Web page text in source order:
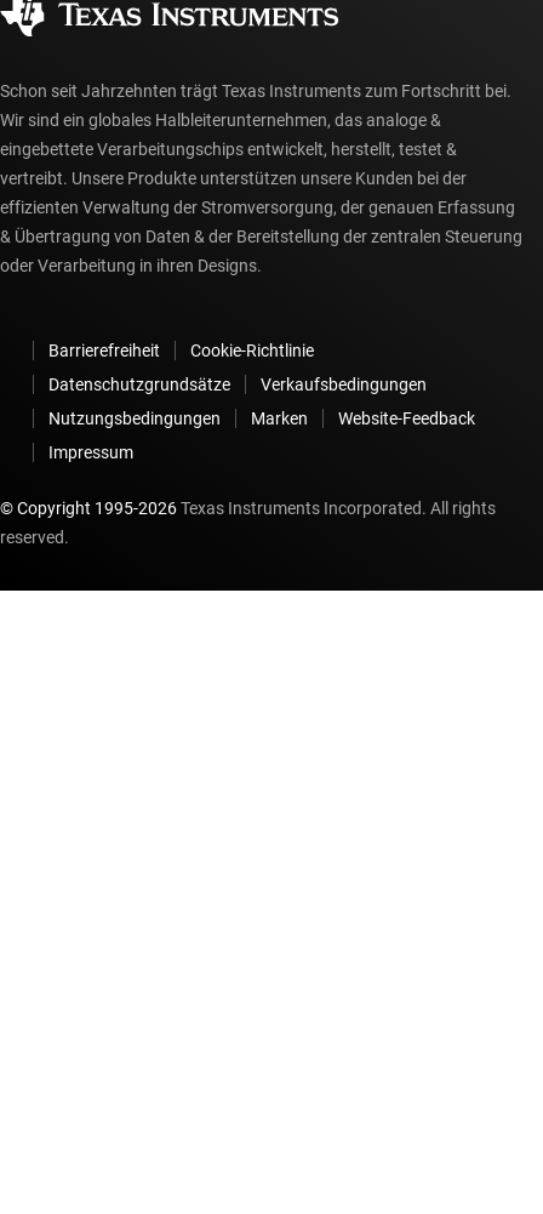
myTI-Konto FAQs
Schon seit Jahrzehnten trägt Texas Instruments zum Fortschritt bei.
Wir sind ein globales Halbleiterunternehmen, das analoge &
eingebettete Verarbeitungschips entwickelt, herstellt, testet &
vertreibt. Unsere Produkte unterstützen unsere Kunden bei der
effizienten Verwaltung der Stromversorgung, der genauen Erfassung
& Übertragung von Daten & der Bereitstellung der zentralen Steuerung
oder Verarbeitung in ihren Designs.
Barrierefreiheit
Cookie-Richtlinie
Datenschutzgrundsätze
Verkaufsbedingungen
Nutzungsbedingungen
Marken
Website-Feedback
Impressum
© Copyright 1995-2026Texas Instruments Incorporated. All rights
reserved.